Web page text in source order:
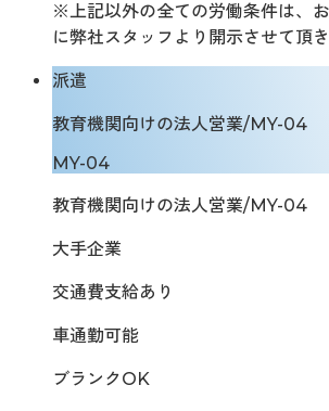
※上記以外の全ての労働条件は、
に弊社スタッフより開示させて頂き
派遣
教育機関向けの法人営業/MY-04
MY-04
教育機関向けの法人営業/MY-04
大手企業
交通費支給あり
車通勤可能
ブランクOK